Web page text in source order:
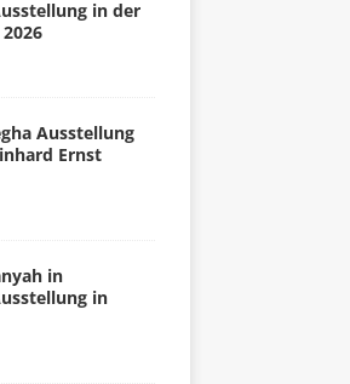
in der
Ausstellung
Ernst
in
in